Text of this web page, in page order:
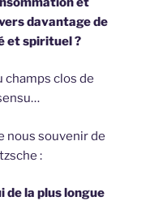
davantage de
et spirituel ?
champs clos de
nous souvenir de
:
de la plus longue